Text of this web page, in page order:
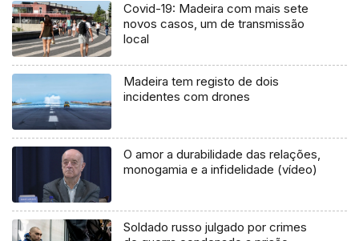
Covid-19: Madeira com mais sete
novos casos, um de transmissão
local
Madeira tem registo de dois
incidentes com drones
O amor a durabilidade das relações,
monogamia e a infidelidade (vídeo)
Soldado russo julgado por crimes